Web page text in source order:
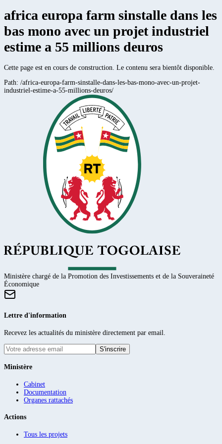
africa europa farm sinstalle dans les
bas mono avec un projet industriel
estime a 55 millions deuros
Cette page est en cours de construction. Le contenu sera bientôt disponible.
Path: /africa-europa-farm-sinstalle-dans-les-bas-mono-avec-un-projet-
industriel-estime-a-55-millions-deuros/
Ministère chargé de la Promotion des Investissements et de la Souveraineté
Économique
Lettre d'information
Recevez les actualités du ministère directement par email.
S'inscrire
Ministère
Cabinet
Documentation
Organes rattachés
Actions
Tous les projets